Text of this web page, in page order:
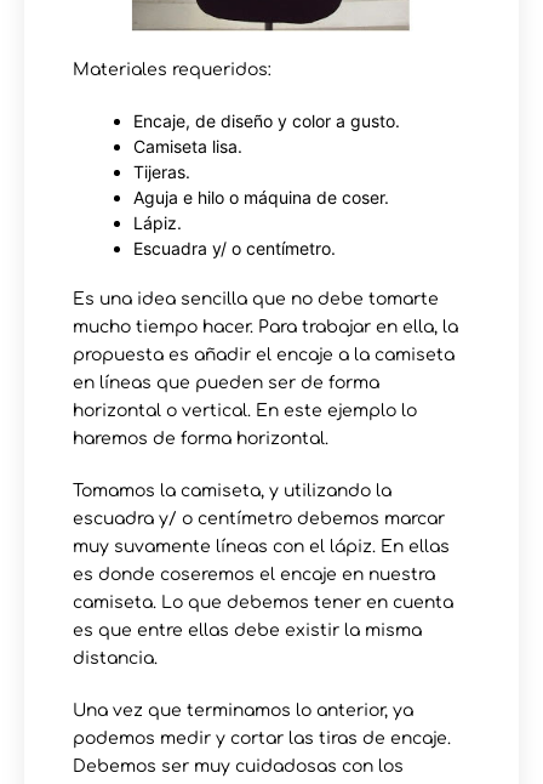
Materiales requeridos:
Encaje, de diseño y color a gusto.
Camiseta lisa.
Tijeras.
Aguja e hilo o máquina de coser.
Lápiz.
Escuadra y/ o centímetro.
Es una idea sencilla que no debe tomarte
mucho tiempo hacer. Para trabajar en ella, la
propuesta es añadir el encaje a la camiseta
en líneas que pueden ser de forma
horizontal o vertical. En este ejemplo lo
haremos de forma horizontal.
Tomamos la camiseta, y utilizando la
escuadra y/ o centímetro debemos marcar
muy suvamente líneas con el lápiz. En ellas
es donde coseremos el encaje en nuestra
camiseta. Lo que debemos tener en cuenta
es que entre ellas debe existir la misma
distancia.
Una vez que terminamos lo anterior, ya
podemos medir y cortar las tiras de encaje.
Debemos ser muy cuidadosas con los